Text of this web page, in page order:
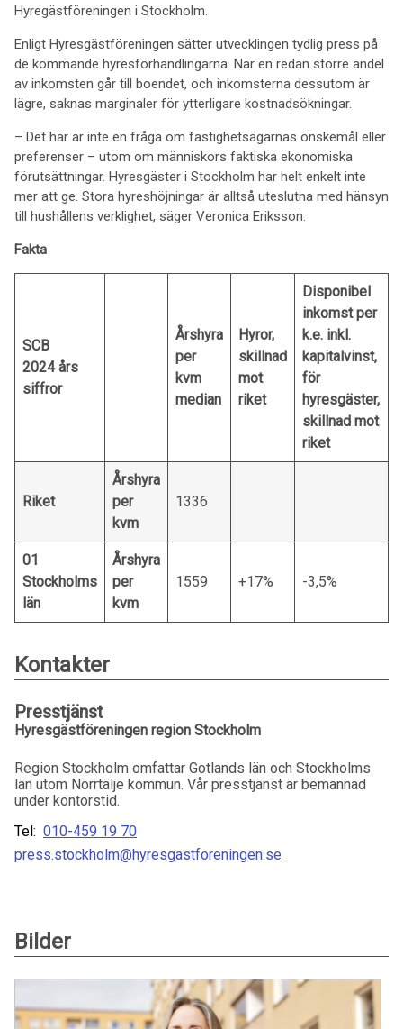
Hyregästföreningen i Stockholm.
Enligt Hyresgästföreningen sätter utvecklingen tydlig press på
de kommande hyresförhandlingarna. När en redan större andel
av inkomsten går till boendet, och inkomsterna dessutom är
lägre, saknas marginaler för ytterligare kostnadsökningar.
– Det här är inte en fråga om fastighetsägarnas önskemål eller
preferenser – utom om människors faktiska ekonomiska
förutsättningar. Hyresgäster i Stockholm har helt enkelt inte
mer att ge. Stora hyreshöjningar är alltså uteslutna med hänsyn
till hushållens verklighet, säger Veronica Eriksson.
Fakta
SCB
2024 års
siffror
Årshyra
per
kvm
median
Hyror,
skillnad
mot
riket
Disponibel
inkomst per
k.e. inkl.
kapitalvinst,
för
hyresgäster,
skillnad mot
riket
Riket
Årshyra
per
kvm
1336
01
Stockholms
län
Årshyra
per
kvm
1559 +17% -3,5%
Kontakter
Presstjänst
Hyresgästföreningen region Stockholm
Region Stockholm omfattar Gotlands län och Stockholms
län utom Norrtälje kommun. Vår presstjänst är bemannad
under kontorstid.
Tel: 010-459 19 70
press.stockholm@hyresgastforeningen.se
Bilder